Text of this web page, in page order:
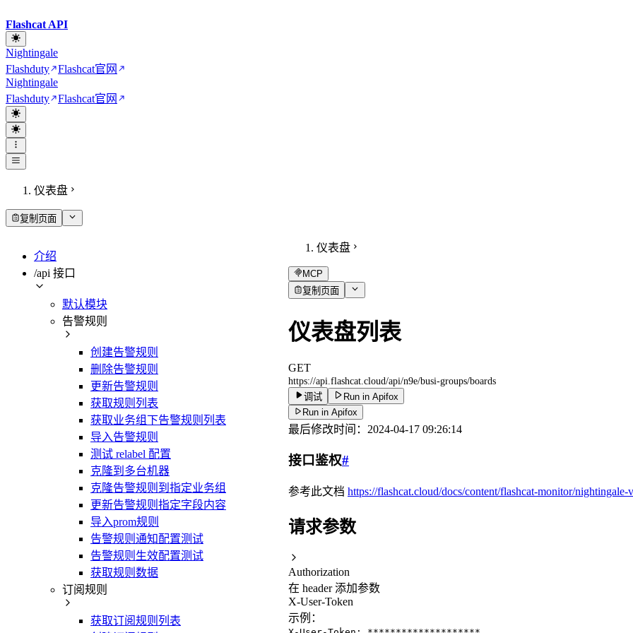
Flashcat API
Nightingale
Flashduty
Flashcat官网
Nightingale
Flashduty
Flashcat官网
仪表盘
复制页面
介绍
/api 接口
默认模块
告警规则
创建告警规则
删除告警规则
更新告警规则
获取规则列表
获取业务组下告警规则列表
导入告警规则
测试 relabel 配置
克隆到多台机器
克隆告警规则到指定业务组
更新告警规则指定字段内容
导入prom规则
告警规则通知配置测试
告警规则生效配置测试
获取规则数据
订阅规则
获取订阅规则列表
仪表盘
MCP
复制页面
仪表盘列表
GET
https://api.flashcat.cloud/api/n9e/busi-groups/boards
调试
Run in Apifox
Run in Apifox
最后修改时间： 2024-04-17 09:26:14
接口鉴权#
参考此文档 https://flashcat.cloud/docs/content/flashcat-monitor/nightingale-
请求参数
Authorization
在 header 添加参数
X-User-Token
示例 ：